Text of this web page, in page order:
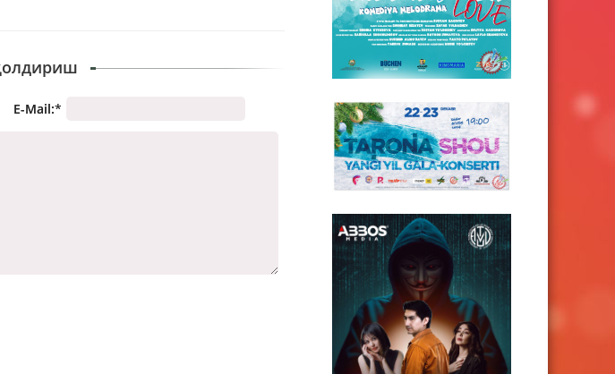
E-Mail:*